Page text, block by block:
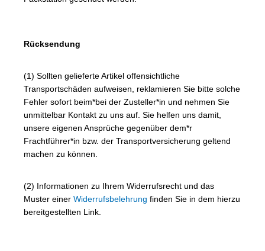
Rücksendung
(1) Sollten gelieferte Artikel offensichtliche
Transportschäden aufweisen, reklamieren Sie bitte solche
Fehler sofort beim*bei der Zusteller*in und nehmen Sie
unmittelbar Kontakt zu uns auf. Sie helfen uns damit,
unsere eigenen Ansprüche gegenüber dem*r
Frachtführer*in bzw. der Transportversicherung geltend
machen zu können.
(2) Informationen zu Ihrem Widerrufsrecht und das
Muster einer Widerrufsbelehrung finden Sie in dem hierzu
bereitgestellten Link.